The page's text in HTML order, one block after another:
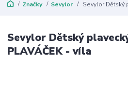
Značky Sevylor Sevylor Dětský
Sevylor Dětský
PLAVÁČEK - víla